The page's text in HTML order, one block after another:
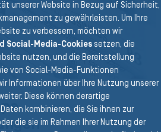
unserer Website in Bezug auf Sicherheit,
zu gewährleisten. Um Ihre
zu verbessern, möchten wir
Social-Media-Cookiessetzen, die
nutzen, und die Bereitstellung
von Social-Media-Funktionen
Informationen über Ihre Nutzung unserer
Diese können derartige
kombinieren, die Sie ihnen zur
die sie im Rahmen Ihrer Nutzung der